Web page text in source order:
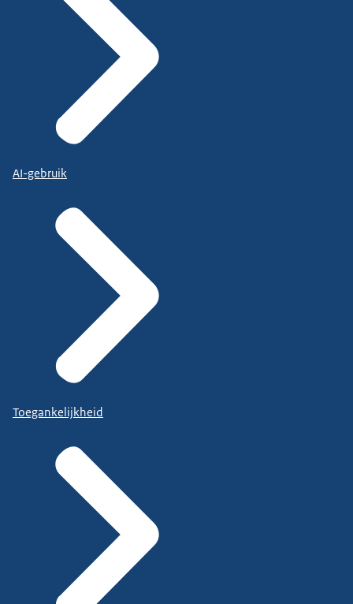
AI-gebruik
Toegankelijkheid